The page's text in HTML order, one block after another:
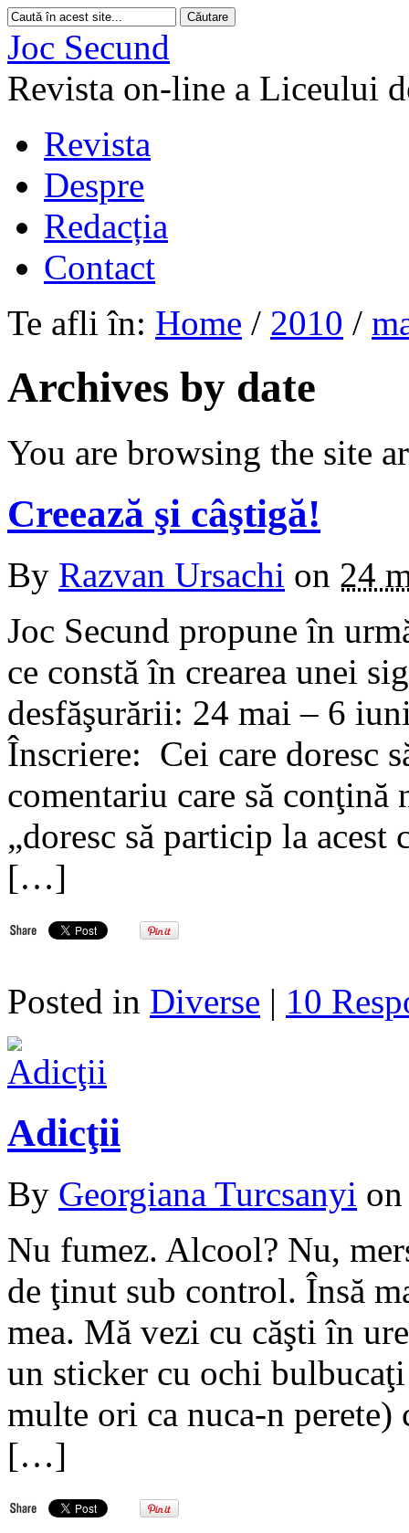
Joc Secund
Revista on-line a Liceului
Revista
Despre
Redacția
Contact
Te afli în: Home / 2010 /
Archives by date
You are browsing the site
Creează şi câştigă!
By Razvan Ursachi on 24
Joc Secund propune în
ce constă în crearea unei
desfăşurării: 24 mai – 6
Înscriere: Cei care doresc
comentariu care să conţină
„doresc să particip la
[…]
Posted in Diverse | 10
Adicţii
By Georgiana Turcsanyi
Nu fumez. Alcool? Nu,
de ţinut sub control. Însă
mea. Mă vezi cu căşti în
un sticker cu ochi
multe ori ca nuca-n
[…]